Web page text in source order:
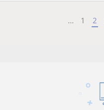
... 1 2